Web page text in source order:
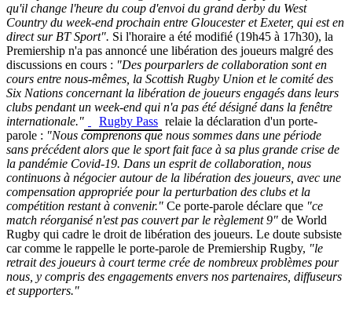
qu'il change l'heure du coup d'envoi du grand derby du West
Country du week-end prochain entre Gloucester et Exeter, qui est en
direct sur BT Sport". Si l'horaire a été modifié (19h45 à 17h30), la
Premiership n'a pas annoncé une libération des joueurs malgré des
discussions en cours : "Des pourparlers de collaboration sont en
cours entre nous-mêmes, la Scottish Rugby Union et le comité des
Six Nations concernant la libération de joueurs engagés dans leurs
clubs pendant un week-end qui n'a pas été désigné dans la fenêtre
internationale."
Rugby Pass relaie la déclaration d'un porte-
parole : "Nous comprenons que nous sommes dans une période
sans précédent alors que le sport fait face à sa plus grande crise de
la pandémie Covid-19. Dans un esprit de collaboration, nous
continuons à négocier autour de la libération des joueurs, avec une
compensation appropriée pour la perturbation des clubs et la
compétition restant à convenir." Ce porte-parole déclare que "ce
match réorganisé n'est pas couvert par le règlement 9" de World
Rugby qui cadre le droit de libération des joueurs. Le doute subsiste
car comme le rappelle le porte-parole de Premiership Rugby, "le
retrait des joueurs à court terme crée de nombreux problèmes pour
nous, y compris des engagements envers nos partenaires, diffuseurs
et supporters."